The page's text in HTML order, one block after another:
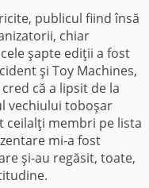
publicul fiind însă
chiar
şapte ediţii a fost
şi Toy Machines,
că a lipsit de la
vechiului toboşar
ceilalţi membri pe lista
mi-a fost
şi-au regăsit, toate,